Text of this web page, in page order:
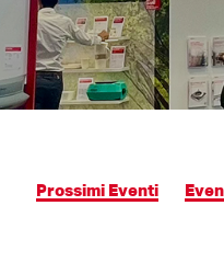
Prossimi Eventi